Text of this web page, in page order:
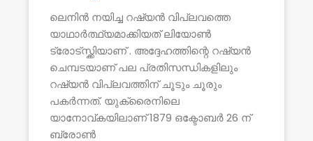
ലെനിൻ നയിച്ച റഷ്യൻ വിപ്ലവത്തെ
യാഥാർത്ഥ്യമാക്കിയത് ലിയോൺ
ട്രോട്സ്ക്കിയാണ് . അദ്ദേഹത്തിന്റെ റഷ്യൻ
ചെമ്പടയാണ് പല പ്രതിസന്ധികളിലും
റഷ്യൻ വിപ്ലവത്തിന് ചൂടും ചൂരും
പകർന്നത്. യുക്രൈനിലെ
യാനോവ്കയിലാണ് 1879 ഒക്ടോബർ 26 ന്
ബ്രോൺ